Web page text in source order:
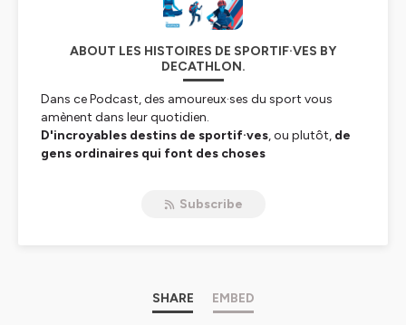
ABOUT LES HISTOIRES DE SPORTIF·VES BY
DECATHLON.
Dans ce Podcast, des amoureux·ses du sport vous
amènent dans leur quotidien.
D'incroyables destins de sportif·ves, ou plutôt, de
gens ordinaires qui font des choses
dire que c'est possible aussi pour nous, ou juste
Hébergé par Ausha. Visitez
ausha.co/politique-de-
Subscribe
SHARE EMBED